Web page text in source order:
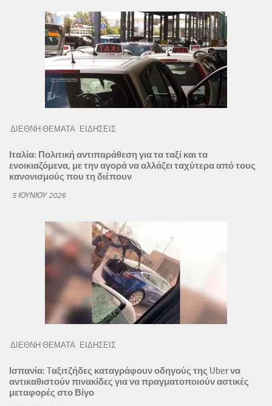
ΔΙΕΘΝΗ ΘΕΜΑΤΑ ΕΙΔΗΣΕΙΣ
Ιταλία: Πολιτική αντιπαράθεση για τα ταξί και τα
ενοικιαζόμενα, με την αγορά να αλλάζει ταχύτερα από τους
κανονισμούς που τη διέπουν
5 ΙΟΥΝΊΟΥ 2026
ΔΙΕΘΝΗ ΘΕΜΑΤΑ ΕΙΔΗΣΕΙΣ
Ισπανία: Tαξιτζήδες καταγράφουν οδηγούς της Uber να
αντικαθιστούν πινακίδες για να πραγματοποιούν αστικές
μεταφορές στο Βίγο